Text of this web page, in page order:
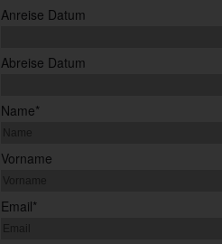
Anreise Datum
Abreise Datum
Name*
Vorname
Email*